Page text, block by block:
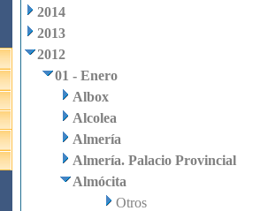
2014
2013
2012
01 - Enero
Albox
Alcolea
Almería
Almería. Palacio Provincial
Almócita
Otros